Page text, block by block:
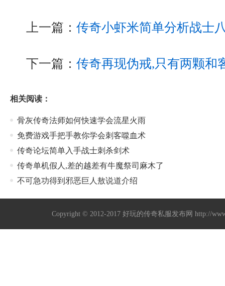
上一篇： 传奇小虾米简单分析战士
下一篇： 传奇再现伪戒,只有两颗和
相关阅读：
骨灰传奇法师如何快速学会流星火雨
免费游戏手把手教你学会刺客噬血术
传奇论坛简单入手战士刺杀剑术
传奇单机假人,差的越差有牛魔祭司麻木了
不可急功得到邪恶巨人敖说道介绍
Copyright © 2012-2017好玩的传奇私服发布网 http://